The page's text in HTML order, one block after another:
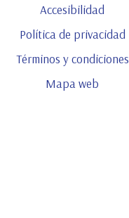
Accesibilidad
Política de privacidad
Términos y condiciones
Mapa web